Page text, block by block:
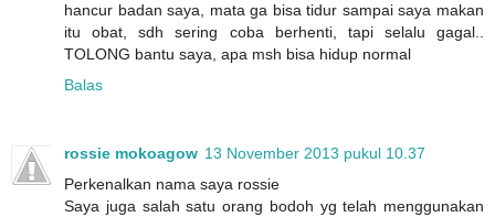
hancur badan saya, mata ga bisa tidur sampai saya makan
itu obat, sdh sering coba berhenti, tapi selalu gagal..
TOLONG bantu saya, apa msh bisa hidup normal
Balas
rossie mokoagow 13 November 2013 pukul 10.37
Perkenalkan nama saya rossie
Saya juga salah satu orang bodoh yg telah menggunakan